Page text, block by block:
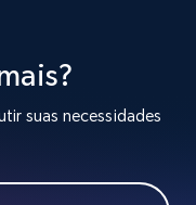
grátis
suas necessidades